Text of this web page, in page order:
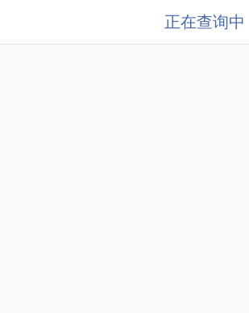
正在查询中